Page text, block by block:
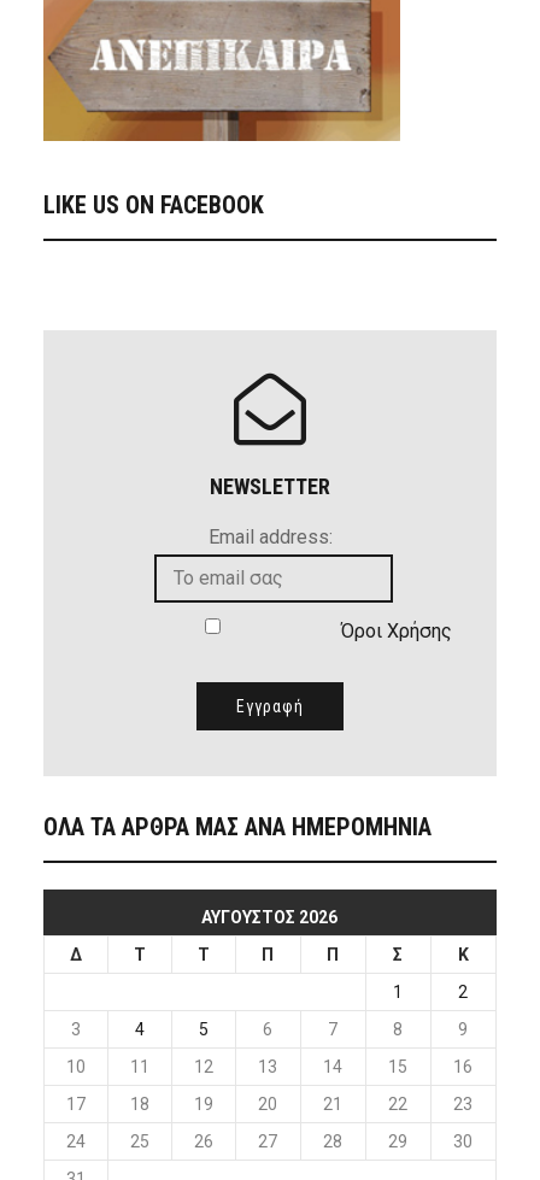
LIKE US ON FACEBOOK
NEWSLETTER
Email address:
Όροι Χρήσης
ΟΛΑ ΤΑ ΑΡΘΡΑ ΜΑΣ ΑΝΑ ΗΜΕΡΟΜΗΝΙΑ
ΑΎΓΟΥΣΤΟΣ 2026
Δ
Τ Τ Π Π Σ
Κ
1
2
3
4 5 6 7 8
9
10
11 12 13 14 15
16
17
18 19 20 21 22
23
24
25 26 27 28 29
30